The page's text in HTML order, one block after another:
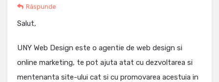
Răspunde
Salut,
UNY Web Design este o agentie de web design si
online marketing, te pot ajuta atat cu dezvoltarea si
mentenanta site-ului cat si cu promovarea acestuia in